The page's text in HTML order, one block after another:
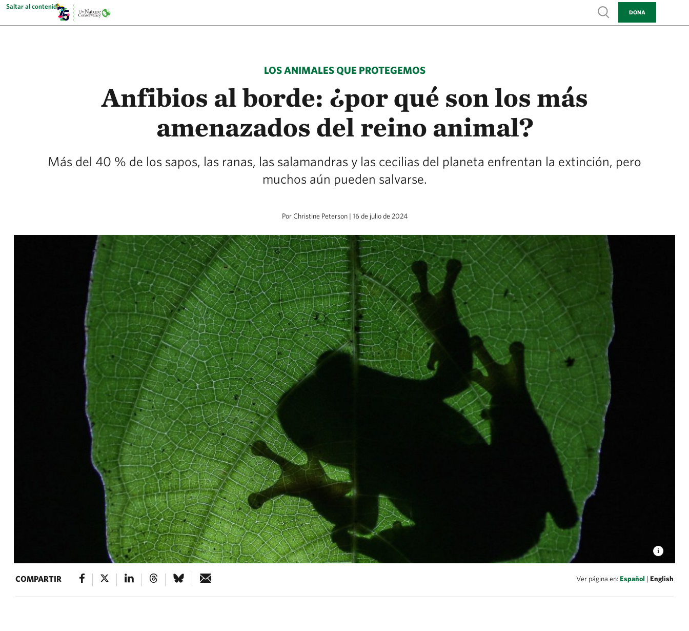
Saltar al contenido
Show search
DONA
LOS ANIMALES QUE PROTEGEMOS
Anfibios al borde: ¿por qué son los más
amenazados del reino animal?
Más del 40 % de los sapos, las ranas, las salamandras y las cecilias del planeta enfrentan la extinción, pero
muchos aún pueden salvarse.
Por Christine Peterson | 16 de julio de 2024
COMPARTIR Ver página en:Español | English